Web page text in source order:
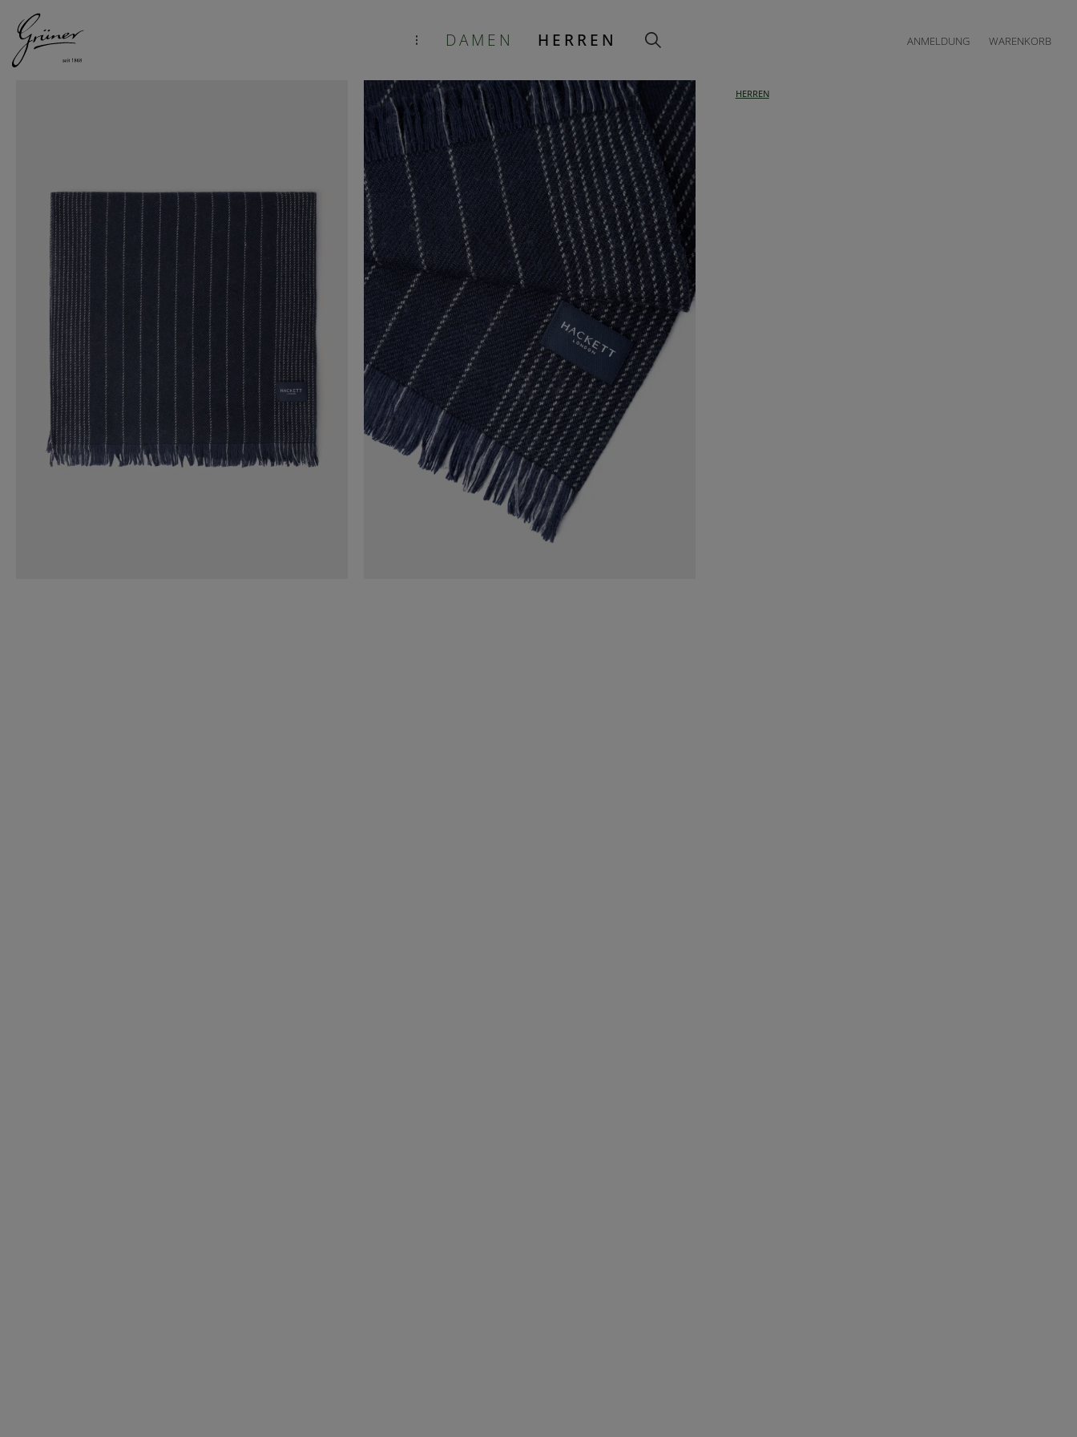
DAMEN HERREN ANMELDUNG WARENKORB
HERREN